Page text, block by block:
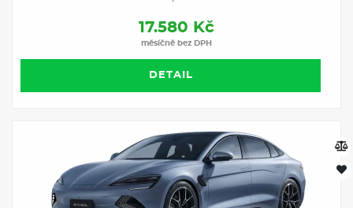
17.580 Kč
měsíčně bez DPH
DETAIL